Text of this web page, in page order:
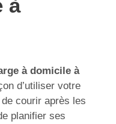
à
à domicile à
d’utiliser votre
courir après les
planifier ses